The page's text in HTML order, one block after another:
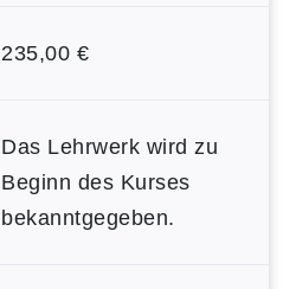
235,00 €
Das Lehrwerk wird zu
Beginn des Kurses
bekanntgegeben.